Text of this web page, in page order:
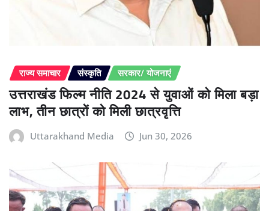
राज्य समाचार संस्कृति सरकार/ योजनाएं
उत्तराखंड फिल्म नीति 2024 से युवाओं को मिला बड़ा
लाभ, तीन छात्रों को मिली छात्रवृत्ति
Uttarakhand Media Jun 30, 2026